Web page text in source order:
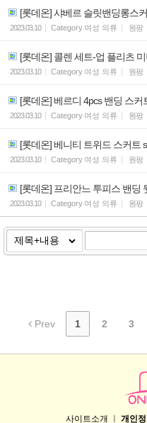
[롯데온] 샤베르 슬릿밴딩롱스
2023.03.10 Category 여성 의류 원팡
[롯데온] 콜렌 세트-업 플리츠
2023.03.10 Category 여성 의류 원팡
[롯데온] 베르디 4pcs 밴딩 스커
2023.03.10 Category 여성 의류 원팡
[롯데온] 베니티 트위드 스커트
2023.03.10 Category 여성 의류 원팡
[롯데온] 프리안느 투피스 밴딩
2023.03.10 Category 여성 의류 원팡
Prev 1 2 3
사이트소개 ㅣ 개인